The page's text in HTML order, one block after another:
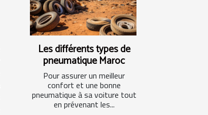
Les différents types de
pneumatique Maroc
Pour assurer un meilleur
confort et une bonne
pneumatique à sa voiture tout
en prévenant les...